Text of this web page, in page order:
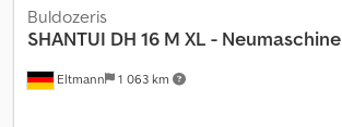
Eltmann 1 063 km
Buldozeris
SHANTUI DH 16 M XL - Neumaschine